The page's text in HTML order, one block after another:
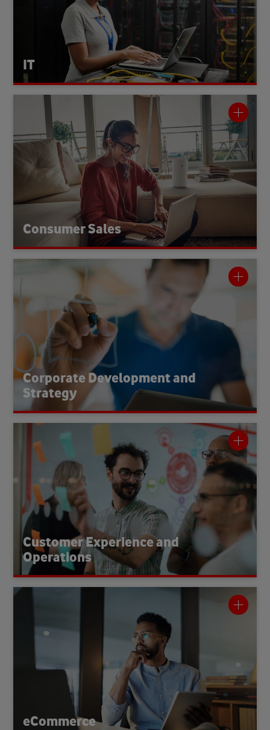
IT
Organisation.
Mit modernsten Technologien wie Cloud,
Automation und Softwareentwicklung sorgt der Bereich
dafür, dass digitale Lösungen zuverlässig funktionieren. Und
sich ständig weiterentwickeln. Die IT arbeitet an Projekten,
die Innovationen vorantreiben und Millionen Menschen
verbinden.
Consumer Sales
Consumer Sales
Consumer Sales
kümmert sich um
alle
vertrieblichen
Aktivitäten in den Vodafone Shops
und
in weiteren digitalen
und stationären Vertriebskanälen. Der Bereich vereint
Kundenzentrierung, Markenführung und Produktstrategie
und stellt sicher, dass unsere Angebote die Menschen
genau dort erreichen, wo sie sind.
Corporate Development and
Strategy
Corporate Development and Strategy
-Bereich
entwickel
und steuer
t
die
strategische Ausrichtung von Vodafone.
Er
analysiert
Trends und Wettbewerber, gestaltet Wachstumsinitiativen
und begleitet Mergers und Acquisitions. Hier entstehen
Konzepte und Entscheidungen, die die Zukunft des
Unternehmens prägen.
Customer Experience and
Operations
Customer Experience and Operations
Customer Experience
Operations
gestalten den
Service von morgen. Der Bereich entwickelt moderne
Service
-
Konzepte, optimiert Prozesse und sorgt für
reibungslose Kundenerlebnisse über alle Kanäle
Dabei stehen Service-Design, Innovation und
Kundenzentrierung im Mittelpunkt.
eCommerce
eCommerce
Der eCommerce Bereich entwickelt einfache und
innovative Lösungen für alle digitalen Touchpoints von
Vodafone. Dazu gehört der Online
Kampagnen und User
-
Experience
-
Research. Ziel ist eine
konsistente und überzeugende digitale Customer
Experience.